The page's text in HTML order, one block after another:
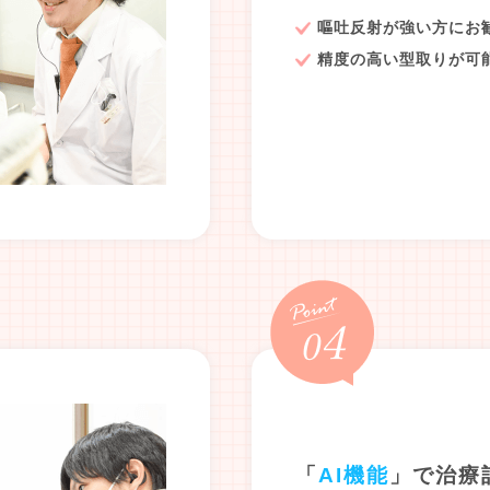
嘔吐反射が強い方にお
精度の高い型取りが可
「 AI機能 」で治